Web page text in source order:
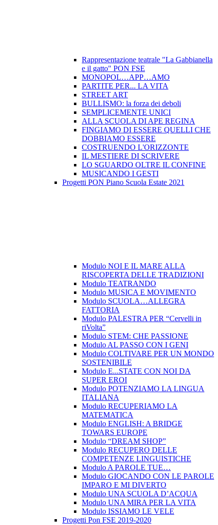
Rappresentazione teatrale "La Gabbianella
e il gatto" PON FSE
MONOPOL…APP…AMO
PARTITE PER... LA VITA
STREET ART
BULLISMO: la forza dei deboli
SEMPLICEMENTE UNICI
ALLA SCUOLA DI APE REGINA
FINGIAMO DI ESSERE QUELLI CHE
DOBBIAMO ESSERE
COSTRUENDO L'ORIZZONTE
IL MESTIERE DI SCRIVERE
LO SGUARDO OLTRE IL CONFINE
MUSICANDO I GESTI
Progetti PON Piano Scuola Estate 2021
Modulo NOI E IL MARE ALLA
RISCOPERTA DELLE TRADIZIONI
Modulo TEATRANDO
Modulo MUSICA E MOVIMENTO
Modulo SCUOLA…ALLEGRA
FATTORIA
Modulo PALESTRA PER “Cervelli in
riVolta”
Modulo STEM: CHE PASSIONE
Modulo AL PASSO CON I GENI
Modulo COLTIVARE PER UN MONDO
SOSTENIBILE
Modulo E...STATE CON NOI DA
SUPER EROI
Modulo POTENZIAMO LA LINGUA
ITALIANA
Modulo RECUPERIAMO LA
MATEMATICA
Modulo ENGLISH: A BRIDGE
TOWARS EUROPE
Modulo “DREAM SHOP”
Modulo RECUPERO DELLE
COMPETENZE LINGUISTICHE
Modulo A PAROLE TUE…
Modulo GIOCANDO CON LE PAROLE
IMPARO E MI DIVERTO
Modulo UNA SCUOLA D’ACQUA
Modulo UNA MIRA PER LA VITA
Modulo ISSIAMO LE VELE
Progetti Pon FSE 2019-2020